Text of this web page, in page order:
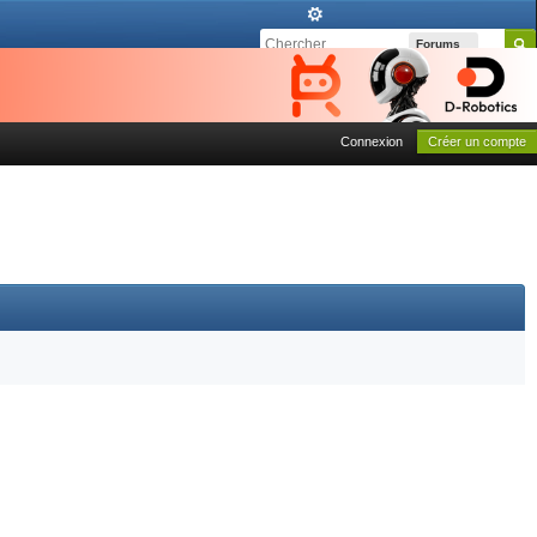
Forums
Connexion Créer un compte